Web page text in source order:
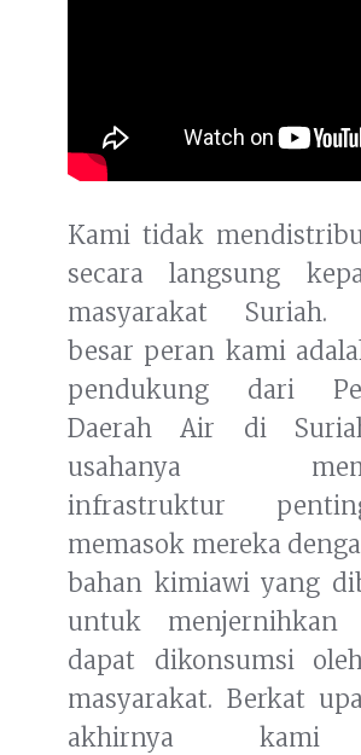
Kami tidak
secara langsung
masyarakat Suriah.
besar peran kami
pendukung dari
Daerah Air di
usahanya
infrastruktur
memasok mereka
bahan kimiawi yang
untuk menjernihkan
dapat dikonsumsi
masyarakat. Berkat
akhirnya kami